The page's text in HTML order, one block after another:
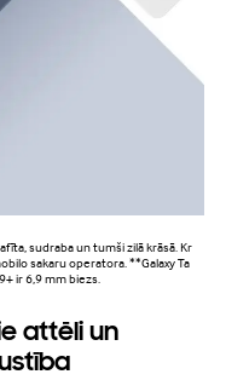
sudraba un tumši zilā krāsā. Kr
sakaru operatora. **Galaxy Ta
ir 6,9 mm biezs.
attēli un